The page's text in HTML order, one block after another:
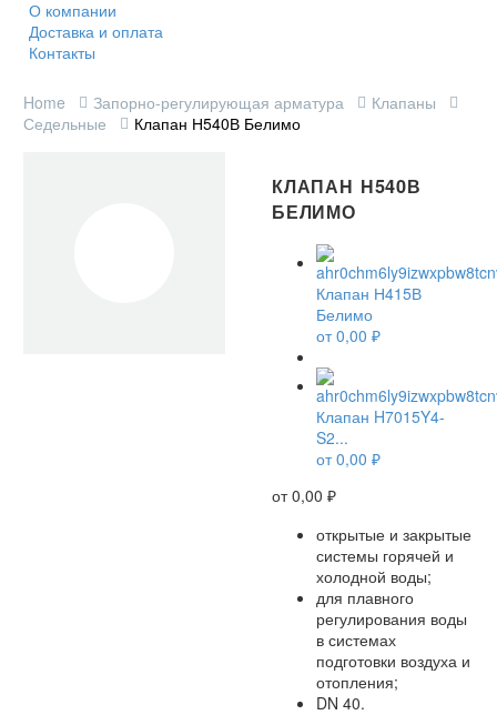
О компании
Доставка и оплата
Контакты
Home Запорно-регулирующая арматура
Клапаны
Седельные
Клапан Н540В Белимо
КЛАПАН Н540В
БЕЛИМО
Клапан Н415В
Белимо
от0,00 ₽
Клапан H7015Y4-
S2...
от0,00 ₽
от0,00 ₽
открытые и закрытые
системы горячей и
холодной воды;
для плавного
регулирования воды
в системах
подготовки воздуха и
отопления;
DN 40.